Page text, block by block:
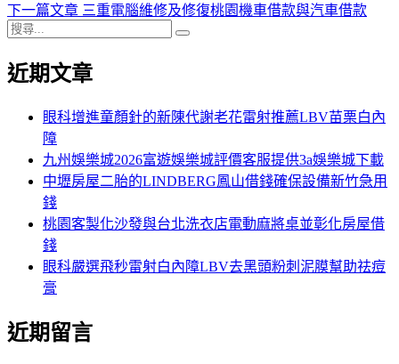
導
覽
篇
下一篇文章 下
文
三重電腦維修及修復桃園機車借款與汽車借款
搜
關
近期文章
眼科增進童顏針的新陳代謝老花雷射推薦LBV苗栗白內
障
九州娛樂城2026富遊娛樂城評價客服提供3a娛樂城下載
中壢房屋二胎的LINDBERG鳳山借錢確保設備新竹急用
錢
桃園客製化沙發與台北洗衣店電動麻將桌並彰化房屋借
錢
眼科嚴選飛秒雷射白內障LBV去黑頭粉刺泥膜幫助祛痘
膏
近期留言